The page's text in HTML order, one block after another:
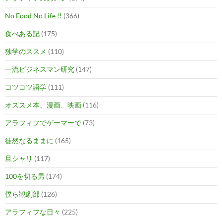
No Food No Life !! (366)
食べある記 (175)
独学のススメ (110)
一流ビジネスマン研究 (147)
コツコツ語学 (111)
オススメ本、漫画、映画 (116)
アラフィフでゲーマーで (73)
徒然なるままに (165)
旦シャリ (117)
100を切る男 (174)
僕ら観劇部 (126)
アラフィフな日々 (225)